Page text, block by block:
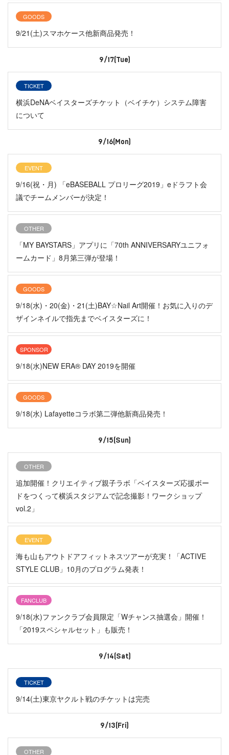
GOODS
9/21(土)スマホケース他新商品発売！
9/17(Tue)
TICKET
横浜DeNAベイスターズチケット（ベイチケ）システム障害
について
9/16(Mon)
EVENT
9/16(祝・月) 「eBASEBALL プロリーグ2019」eドラフト会
議でチームメンバーが決定！
OTHER
「MY BAYSTARS」アプリに「70th ANNIVERSARYユニフォ
ームカード」8月第三弾が登場！
GOODS
9/18(水)・20(金)・21(土)BAY☆Nail Art開催！お気に入りのデ
ザインネイルで指先までベイスターズに！
SPONSOR
9/18(水)NEW ERA® DAY 2019を開催
GOODS
9/18(水) Lafayetteコラボ第二弾他新商品発売！
9/15(Sun)
OTHER
追加開催！クリエイティブ親子ラボ「ベイスターズ応援ボー
ドをつくって横浜スタジアムで記念撮影！ワークショップ
vol.2」
EVENT
海も山もアウトドアフィットネスツアーが充実！「ACTIVE
STYLE CLUB」10月のプログラム発表！
FANCLUB
9/18(水)ファンクラブ会員限定「Wチャンス抽選会」開催！
「2019スペシャルセット」も販売！
9/14(Sat)
TICKET
9/14(土)東京ヤクルト戦のチケットは完売
9/13(Fri)
OTHER